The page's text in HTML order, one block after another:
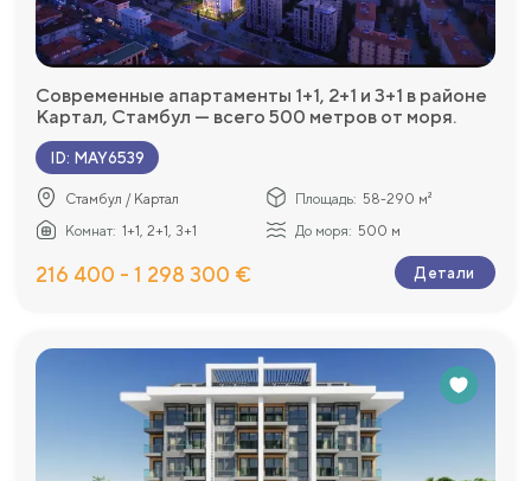
Современные апартаменты 1+1, 2+1 и 3+1 в районе
Картал, Стамбул — всего 500 метров от моря.
ID: MAY6539
Стамбул / Картал Площадь: 58-290 м²
Комнат: 1+1, 2+1, 3+1 До моря: 500 м
216 400 - 1 298 300 € Детали